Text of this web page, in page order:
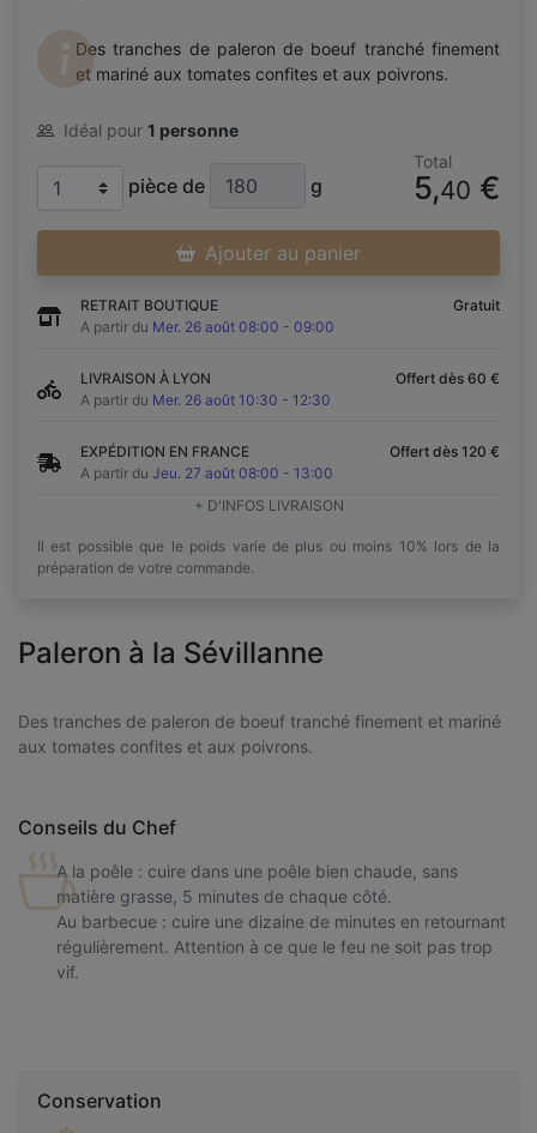
Des tranches de paleron de boeuf tranché finement
et mariné aux tomates confites et aux poivrons.
Idéal pour 1 personne
pièce de g
Total
5,40 €
Ajouter au panier
RETRAIT BOUTIQUE
A partir du Mer. 26 août 08:00 - 09:00
Gratuit
LIVRAISON À LYON
A partir du Mer. 26 août 10:30 - 12:30
Offert dès 60 €
EXPÉDITION EN FRANCE
A partir du Jeu. 27 août 08:00 - 13:00
Offert dès 120 €
+ D'INFOS LIVRAISON
Il est possible que le poids varie de plus ou moins 10% lors de la
préparation de votre commande.
Paleron à la Sévillanne
Des tranches de paleron de boeuf tranché finement et mariné
aux tomates confites et aux poivrons.
Conseils du Chef
A la poêle : cuire dans une poêle bien chaude, sans
matière grasse, 5 minutes de chaque côté.
Au barbecue : cuire une dizaine de minutes en retournant
régulièrement. Attention à ce que le feu ne soit pas trop
vif.
Conservation